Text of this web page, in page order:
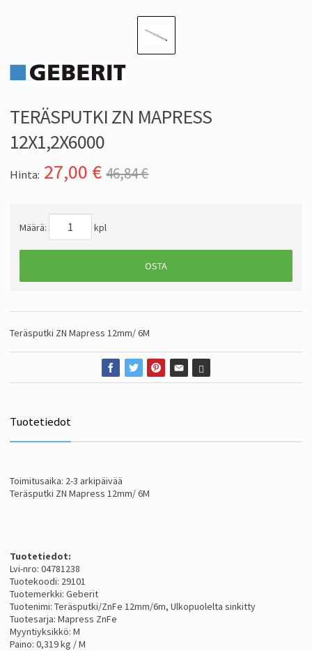
TERÄSPUTKI ZN MAPRESS
12X1,2X6000
Hinta: 27,00 € 46,84 €
Määrä: kpl
OSTA
Teräsputki ZN Mapress 12mm/ 6M
Tuotetiedot
Toimitusaika: 2-3 arkipäivää
Teräsputki ZN Mapress 12mm/ 6M
Tuotetiedot:
Lvi-nro: 04781238
Tuotekoodi: 29101
Tuotemerkki: Geberit
Tuotenimi: Teräsputki/ZnFe 12mm/6m, Ulkopuolelta sinkitty
Tuotesarja: Mapress ZnFe
Myyntiyksikkö: M
Paino: 0,319 kg / M